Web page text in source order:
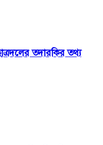
তদারকির তথ্য